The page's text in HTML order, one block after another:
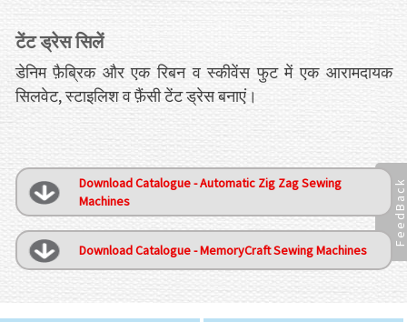
FeedBack
टेंट ड्रेस सिलें
डेनिम फ़ै​ब्रिक और एक रिबन व स्कीवेंस फुट में एक आरामदायक
सिलवेट, स्टाइलिश व फ़ैंसी टेंट ड्रेस बनाएं।
Download Catalogue - Automatic Zig Zag Sewing
Machines
Download Catalogue - MemoryCraft Sewing Machines